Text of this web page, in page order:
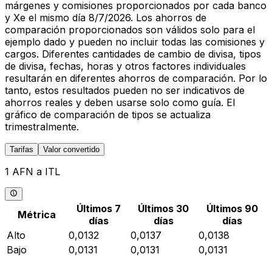
márgenes y comisiones proporcionados por cada banco
y Xe el mismo día 8/7/2026. Los ahorros de
comparación proporcionados son válidos solo para el
ejemplo dado y pueden no incluir todas las comisiones y
cargos. Diferentes cantidades de cambio de divisa, tipos
de divisa, fechas, horas y otros factores individuales
resultarán en diferentes ahorros de comparación. Por lo
tanto, estos resultados pueden no ser indicativos de
ahorros reales y deben usarse solo como guía. El
gráfico de comparación de tipos se actualiza
trimestralmente.
Tarifas Valor convertido
1 AFN a ITL
Métrica
Últimos 7
días
Últimos 30
días
Últimos 90
días
Alto
0,0132 0,0137
0,0138
Bajo
0,0131 0,0131
0,0131